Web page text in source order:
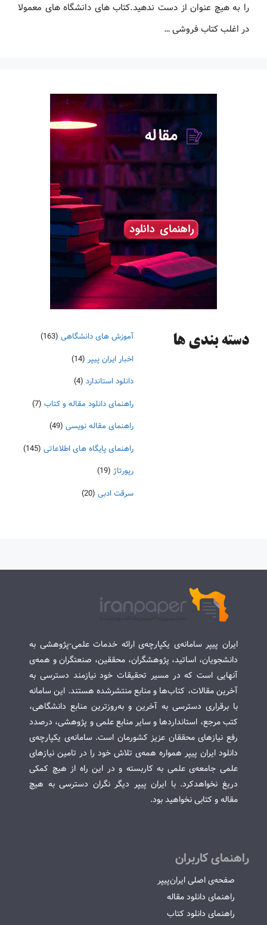
را به هیچ عنوان از دست ندهید.کتاب های دانشگاه های معمولا
در اغلب کتاب فروشی …
دسته‌ بندی ها آموزش های دانشگاهی (163)
اخبار ایران پیپر (14)
دانلود استاندارد (4)
راهنمای دانلود مقاله و کتاب (7)
راهنمای مقاله نویسی (49)
راهنمای پایگاه های اطلاعاتی (145)
رپورتاژ (19)
سرقت ادبی (20)
ایران پیپر سامانه‌ی یکپارچه‌ی ارائه خدمات علمی-پژوهشی به
دانشجویان، اساتید، پژوهشگران، محققین، صنعتگران و همه‌ی
آنهایی است که در مسیر تحقیقات خود نیازمند دسترسی به
آخرین مقالات، کتاب‌ها و منابع منتشرشده هستند. این سامانه
با برقراری دسترسی به آخرین و به‌روزترین منابع دانشگاهی،
کتب مرجع، استانداردها و سایر منابع علمی و پژوهشی، درصدد
رفع نیازهای محققان عزیز کشورمان است. سامانه‌ی یکپارچه‌ی
دانلود ایران پیپر همواره همه‌ی تلاش خود را در تامین نیازهای
علمی جامعه‌ی علمی به کاربسته و در این راه از هیچ کمکی
دریغ نخواهدکرد. با ایران پیپر دیگر نگران دسترسی به هیچ
مقاله و کتابی نخواهید بود.
راهنمای کاربران
صفحه‌ی اصلی ایران‌پیپر
راهنمای دانلود مقاله
راهنمای دانلود کتاب